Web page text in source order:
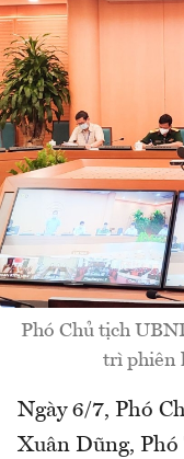
Phó Chủ tịch
trì phiên
Ngày 6/7, Phó
Xuân Dũng,